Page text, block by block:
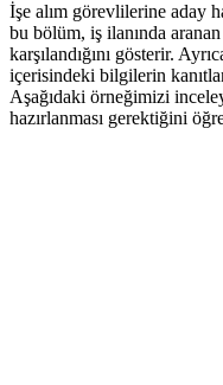
İşe alım görevlilerine aday
bu bölüm, iş ilanında
karşılandığını gösterir.
içerisindeki bilgilerin
Aşağıdaki örneğimizi
hazırlanması gerektiğini